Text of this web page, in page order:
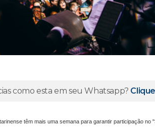
como esta em seu Whatsapp?
têm mais uma semana para garantir participação no